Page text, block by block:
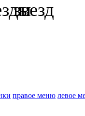
правое меню левое